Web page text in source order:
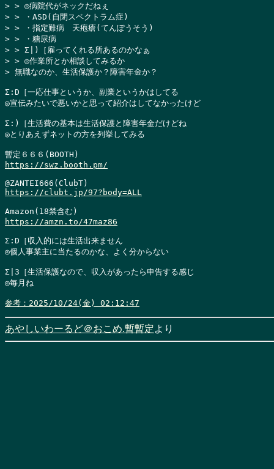
> > ◎病院代がネックだねぇ
> > ・ASD(自閉スペクトラム症)
> > ・指定難病　天疱瘡(てんぽうそう)
> > ・糖尿病
> > Σ|)［雇ってくれる所あるのかなぁ
> > ◎作業所とか相談してみるか
> 無職なのか、生活保護か？障害年金か？
Σ:D［一応仕事というか、副業というかはしてる
◎宣伝みたいで悪いかと思って紹介はしてなかったけど
Σ:)［生活費の基本は生活保護と障害年金だけどね
◎とりあえずネットの方を列挙してみる
https://swz.booth.pm/
https://clubt.jp/97?body=ALL
https://amzn.to/47maz86
Σ:D［収入的には生活出来ません
◎個人事業主に当たるのかな、よく分からない
Σ|3［生活保護なので、収入があったら申告する感じ
◎毎月ね
参考：2025/10/24(金) 02:12:47
あやしいわーるど＠おこめ.暫暫定より